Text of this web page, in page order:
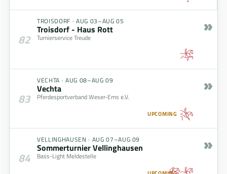
82
TROISDORF · AUG 03–AUG 05
Troisdorf - Haus Rott
Turnierservice Treude
»
83
VECHTA · AUG 08–AUG 09
Vechta
Pferdesportverband Weser-Ems e.V.
UPCOMING
»
84
VELLINGHAUSEN · AUG 07–AUG 09
Sommerturnier Vellinghausen
Bass-Light Meldestelle
»